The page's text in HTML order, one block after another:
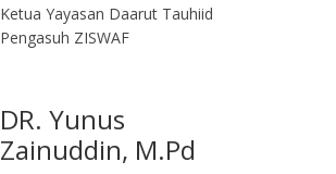
Ketua Yayasan Daarut Tauhiid
Pengasuh ZISWAF
DR. Yunus
Zainuddin, M.Pd